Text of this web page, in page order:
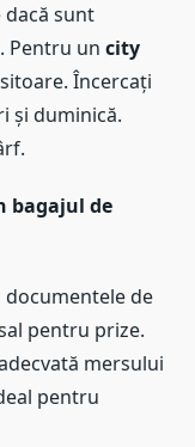
sunt
Pentru un city
Încercați
și duminică.
bagajul de
de
pentru prize.
mersului
pentru